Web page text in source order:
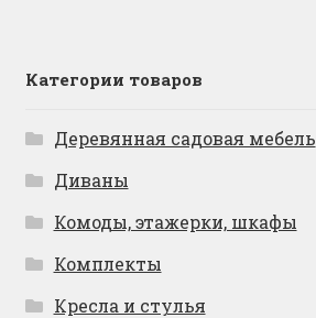
Категории товаров
Деревянная садовая мебель
Диваны
Комоды, этажерки, шкафы
Комплекты
Кресла и стулья